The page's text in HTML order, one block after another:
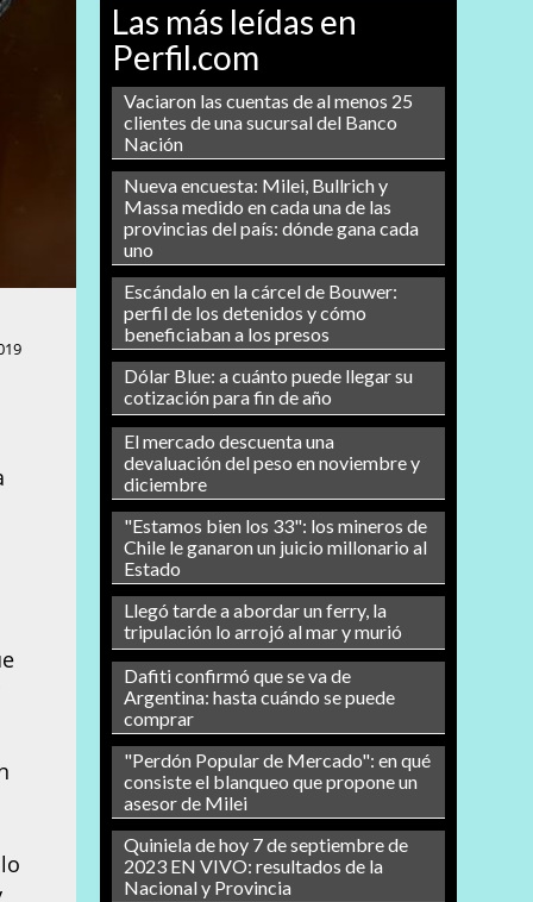
Las más leídas en
Perfil.com
Vaciaron las cuentas de al menos 25
clientes de una sucursal del Banco
Nación
Nueva encuesta: Milei, Bullrich y
Massa medido en cada una de las
provincias del país: dónde gana cada
uno
Escándalo en la cárcel de Bouwer:
perfil de los detenidos y cómo
beneficiaban a los presos
Dólar Blue: a cuánto puede llegar su
cotización para fin de año
El mercado descuenta una
devaluación del peso en noviembre y
diciembre
"Estamos bien los 33": los mineros de
Chile le ganaron un juicio millonario al
Estado
Llegó tarde a abordar un ferry, la
tripulación lo arrojó al mar y murió
Dafiti confirmó que se va de
Argentina: hasta cuándo se puede
comprar
"Perdón Popular de Mercado": en qué
consiste el blanqueo que propone un
asesor de Milei
Quiniela de hoy 7 de septiembre de
2023 EN VIVO: resultados de la
Nacional y Provincia